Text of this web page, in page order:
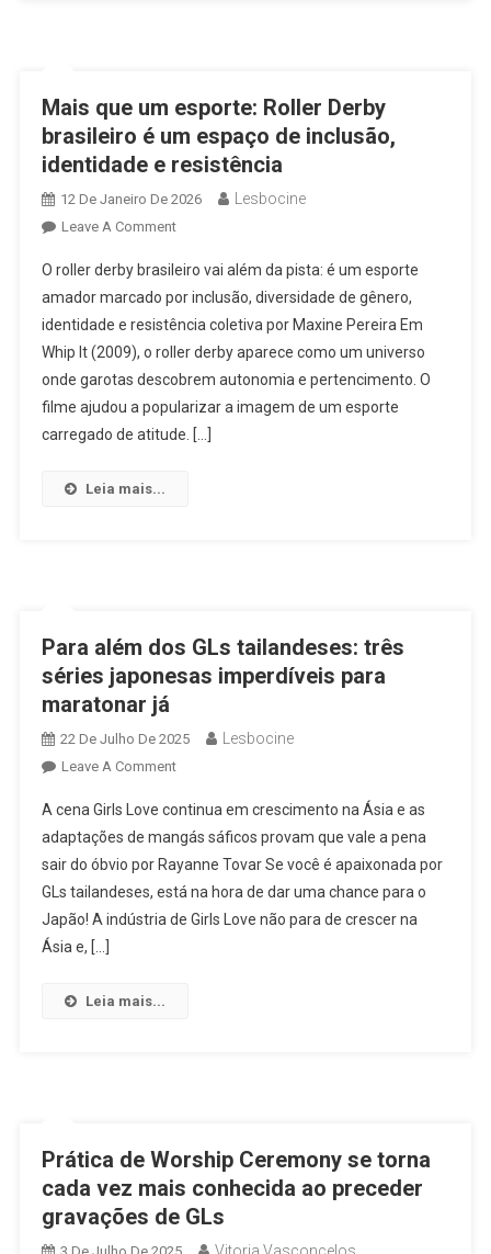
Mais que um esporte: Roller Derby
brasileiro é um espaço de inclusão,
identidade e resistência
12 De Janeiro De 2026 Lesbocine
Leave A CommentOn
Que
Um
Esporte:
Roller
Derby
Brasileiro
É
O roller derby brasileiro vai além da pista: é um esporte
amador marcado por inclusão, diversidade de gênero,
identidade e resistência coletiva por Maxine Pereira Em
Whip It (2009), o roller derby aparece como um universo
onde garotas descobrem autonomia e pertencimento. O
filme ajudou a popularizar a imagem de um esporte
carregado de atitude. […]
Leia mais...
Para além dos GLs tailandeses: três
séries japonesas imperdíveis para
maratonar já
22 De Julho De 2025 Lesbocine
Leave A CommentOn
Além
Dos
GLs
Tailandeses:
Três
A cena Girls Love continua em crescimento na Ásia e as
adaptações de mangás sáficos provam que vale a pena
sair do óbvio por Rayanne Tovar Se você é apaixonada por
GLs tailandeses, está na hora de dar uma chance para o
Japão! A indústria de Girls Love não para de crescer na
Ásia e, […]
Leia mais...
Prática de Worship Ceremony se torna
cada vez mais conhecida ao preceder
gravações de GLs